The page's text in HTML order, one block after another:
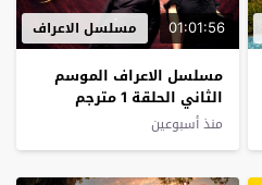
01:01:56 مسلسل الاعراف
مسلسل الاعراف الموسم
الثاني الحلقة 1 مترجم
منذ أسبوعين